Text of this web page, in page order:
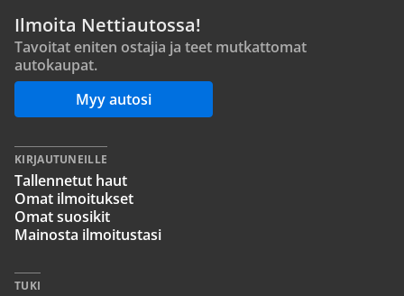
Ilmoita Nettiautossa!
Tavoitat eniten ostajia ja teet mutkattomat
autokaupat.
Myy autosi
KIRJAUTUNEILLE
Tallennetut haut
Omat ilmoitukset
Omat suosikit
Mainosta ilmoitustasi
TUKI